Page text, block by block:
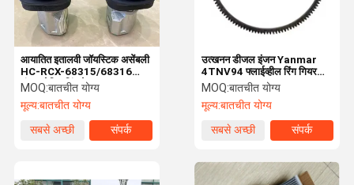
आयातित इतालवी जॉयस्टिक असेंबली
HC-RCX-68315/68316
चुंबक पोजिशनिंग के साथ
MOQ:बातचीत योग्य
मूल्य:बातचीत योग्य
सबसे अच्छी
संपर्क
उत्खनन डीजल इंजन Yanmar
4TNV94 फ्लाईव्हील रिंग गियर
114T
MOQ:बातचीत योग्य
मूल्य:बातचीत योग्य
सबसे अच्छी
संपर्क